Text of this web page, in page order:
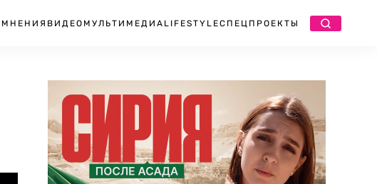
МНЕНИЯ ВИДЕО МУЛЬТИМЕДИА LIFESTYLEСПЕЦПРОЕКТЫ